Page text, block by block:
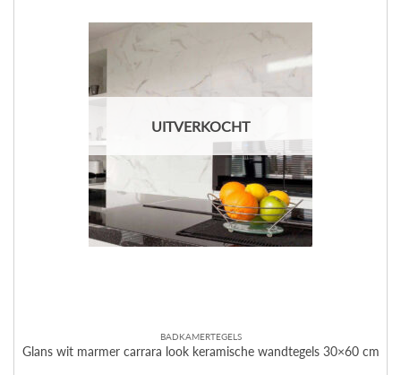
UITVERKOCHT
BADKAMERTEGELS
Glans wit marmer carrara look keramische wandtegels 30×60 cm